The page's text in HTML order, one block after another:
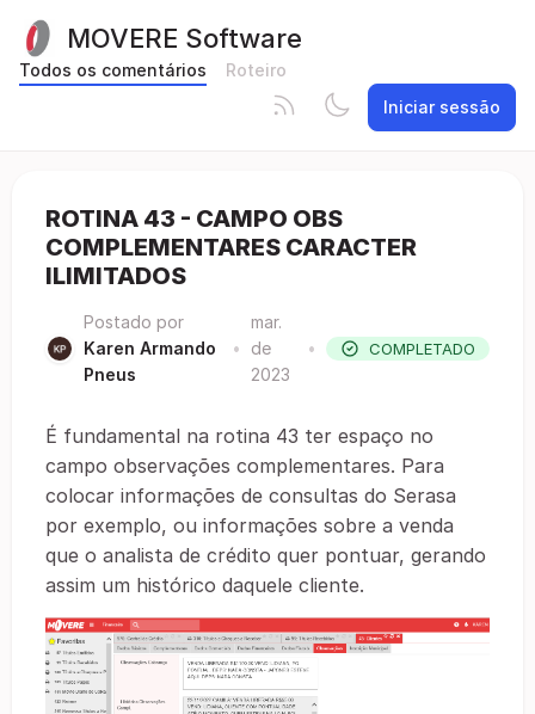
MOVERE Software
Todos os comentários
Roteiro
Iniciar sessão
ROTINA 43 - CAMPO OBS
COMPLEMENTARES CARACTER
ILIMITADOS
Postado por
Karen Armando
Pneus
•
mar.
de
2023
• COMPLETADO
É fundamental na rotina 43 ter espaço no
campo observações complementares. Para
colocar informações de consultas do Serasa
por exemplo, ou informações sobre a venda
que o analista de crédito quer pontuar, gerando
assim um histórico daquele cliente.